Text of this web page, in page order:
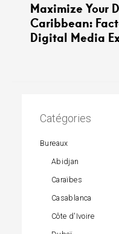
Maximize Your
Caribbean:
Digital Media
Catégories
Bureaux
Abidjan
Caraïbes
Casablanca
Côte d'Ivoire